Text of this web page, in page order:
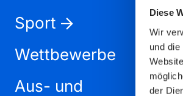
Diese
Wir
und
der
Sport
Wettbewerbe
Aus- und